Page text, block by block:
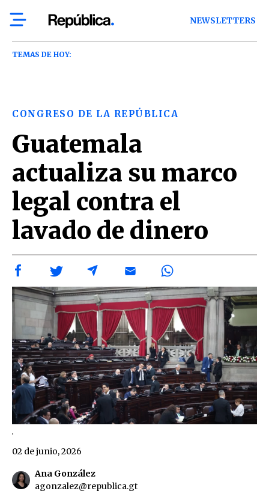
NEWSLETTERS
TEMAS DE HOY:
CONGRESO DE LA REPÚBLICA
Guatemala
actualiza su marco
legal contra el
lavado de dinero
.
Ana González
agonzalez@republica.gt
02 de junio, 2026